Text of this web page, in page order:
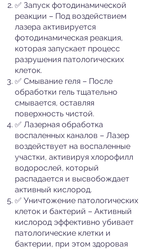
✅ Запуск фотодинамической
реакции – Под воздействием
лазера активируется
фотодинамическая реакция,
которая запускает процесс
разрушения патологических
клеток.
✅ Смывание геля – После
обработки гель тщательно
смывается, оставляя
поверхность чистой.
✅ Лазерная обработка
воспаленных каналов – Лазер
воздействует на воспаленные
участки, активируя хлорофилл
водорослей, который
распадается и высвобождает
активный кислород.
✅ Уничтожение патологических
клеток и бактерий – Активный
кислород эффективно убивает
патологические клетки и
бактерии, при этом здоровая